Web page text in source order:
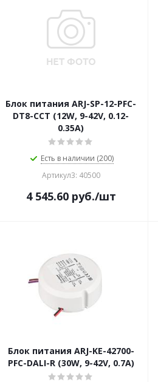
Блок питания ARJ-SP-12-PFC-
DT8-ССT (12W, 9-42V, 0.12-
0.35А)
Есть в наличии (200)
Артикул3: 40500
4 545.60руб./шт
Блок питания ARJ-KE-42700-
PFC-DALI-R (30W, 9-42V, 0.7A)